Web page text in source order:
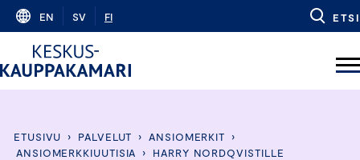
Skip
content
EN SV FI ETSI
ETUSIVU › PALVELUT › ANSIOMERKIT
›
ANSIOMERKKIUUTISIA
›
HARRY NORDQVISTILLE